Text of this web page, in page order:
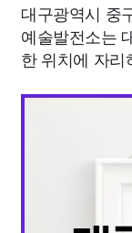
대구광역시 중
예술발전소는
한 위치에 자